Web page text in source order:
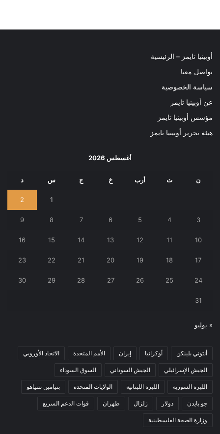
أوبينيا تايمز – الرئيسية
تواصل معنا
سياسة الخصوصية
عن أوبينيا تايمز
مؤسس أوبينيا تايمز
هيئة تحرير أوبينيا تايمز
أغسطس 2026
ن ث أرب خ ج س د
1
2
3
4
5
6
7
8
9
10
11
12
13
14
15
16
17
18
19
20
21
22
23
24
25
26
27
28
29
30
31
« يوليو
أنتوني بلينكن أوكرانيا إيران الأمم المتحدة الاتحاد الأوروبي
الجيش الإسرائيلي الجيش السوداني السوق السوداء
الليرة السورية الليرة اللبنانية الولايات المتحدة بنيامين نتنياهو
جو بايدن دولار زلزال طهران قوات الدعم السريع
وزارة الصحة الفلسطينية